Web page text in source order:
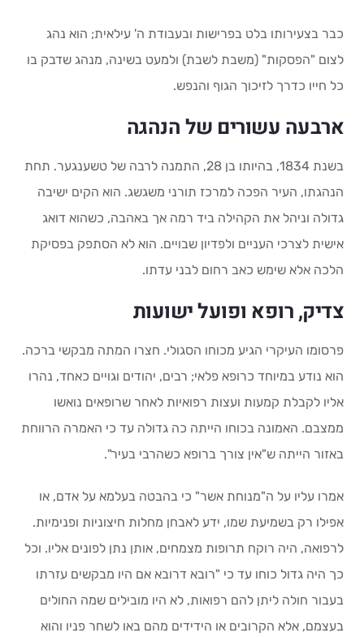
כבר בצעירותו בלט בפרישות ובעבודת ה' עילאית; הוא נהג
לצום "הפסקות" (משבת לשבת) ולמעט בשינה, מנהג שדבק בו
כל חייו כדרך לזיכוך הגוף והנפש.
ארבעה עשורים של הנהגה
בשנת 1834, בהיותו בן 28, התמנה לרבה של טשענגער. תחת
הנהגתו, העיר הפכה למרכז תורני משגשג. הוא הקים ישיבה
גדולה וניהל את הקהילה ביד רמה אך באהבה, כשהוא דואג
אישית לצרכי העניים ולפדיון שבויים. הוא לא הסתפק בפסיקת
הלכה אלא שימש כאב רחום לבני עדתו.
צדיק, רופא ופועל ישועות
פרסומו העיקרי הגיע מכוחו הסגולי. חצרו המתה מבקשי ברכה.
הוא נודע במיוחד כרופא פלאי; רבים, יהודים וגויים כאחד, נהרו
אליו לקבלת קמעות ועצות רפואיות לאחר שרופאים נואשו
ממצבם. האמונה בכוחו הייתה כה גדולה עד כי האמרה הרווחת
באזור הייתה ש"אין צורך ברופא כשהרבי בעיר".
אמרו עליו על ה"מנוחת אשר" כי בהבטה בעלמא על אדם, או
אפילו רק בשמיעת שמו, ידע לאבחן מחלות חיצוניות ופנימיות.
לרפואה, היה רוקח תרופות מצמחים, אותן נתן לפונים אליו. וכל
כך היה גדול כוחו עד כי "רובא דרובא אם היו מבקשים עזרתו
בעבור חולה ליתן להם רפואות, לא היו מובילים שמה החולים
בעצמם, אלא הקרובים או הידידים מהם באו לשחר פניו והוא